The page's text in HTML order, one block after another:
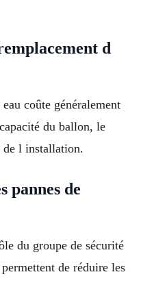
d
coûte généralement
du ballon, le
l installation.
pannes de
du groupe de sécurité
de réduire les